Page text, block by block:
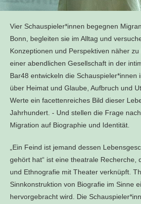
Vier Schauspieler*innen begegnen
Bonn, begleiten sie im Alltag und
Konzeptionen und Perspektiven näher
einer abendlichen Gesellschaft in der
Bar48 entwickeln die Schauspieler*innen
über Heimat und Glaube, Aufbruch und
Werte ein facettenreiches Bild dieser
Jahrhundert. - Und stellen die Frage
Migration auf Biographie und Identität.
„Ein Feind ist jemand dessen
gehört hat“ ist eine theatrale Recherche,
und Ethnografie mit Theater verknüpft.
Sinnkonstruktion von Biografie im Sinne
hervorgebracht wird. Die